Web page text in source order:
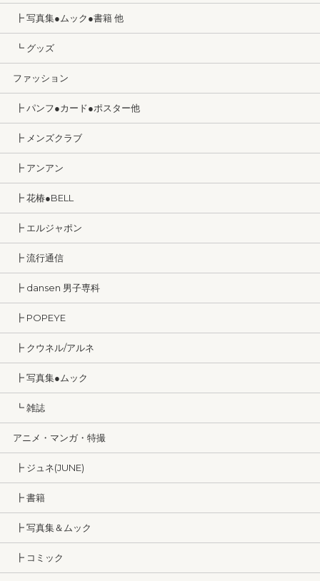
┣ 写真集●ムック●書籍 他
┗ グッズ
ファッション
┣ パンフ●カード●ポスター他
┣ メンズクラブ
┣ アンアン
┣ 花椿●BELL
┣ エルジャポン
┣ 流行通信
┣ dansen 男子専科
┣ POPEYE
┣ クウネル/アルネ
┣ 写真集●ムック
┗ 雑誌
アニメ・マンガ・特撮
┣ ジュネ(JUNE)
┣ 書籍
┣ 写真集＆ムック
┣ コミック